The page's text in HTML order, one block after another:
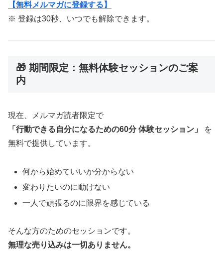
【無料メルマガに登録する】
※ 登録は30秒、いつでも解除できます。
🎁 期間限定：無料体験セッションのご案
内
現在、メルマガ読者限定で
「行動できる自分になるための60分 体験セッション」
を
無料で提供しています。
何から始めていいか分からない
変わりたいのに動けない
一人で頑張るのに限界を感じている
そんな方のためのセッションです。
無理な売り込みは一切ありません。